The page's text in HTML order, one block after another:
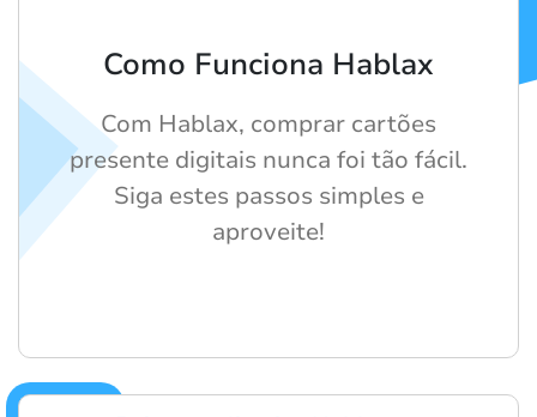
Como Funciona Hablax
Com Hablax, comprar cartões
presente digitais nunca foi tão fácil.
Siga estes passos simples e
aproveite!